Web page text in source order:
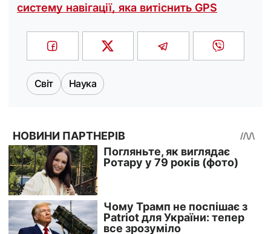
систему навігації, яка витіснить GPS
Світ Наука